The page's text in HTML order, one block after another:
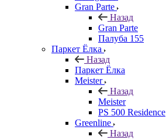
Gran Parte
Назад
Gran Parte
Палуба 155
Паркет Ёлка
Назад
Паркет Ёлка
Meister
Назад
Meister
PS 500 Residence
Greenline
Назад